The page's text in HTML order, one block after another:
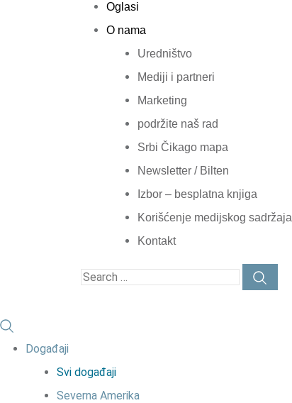
Oglasi
O nama
Uredništvo
Mediji i partneri
Marketing
podržite naš rad
Srbi Čikago mapa
Newsletter / Bilten
Izbor – besplatna knjiga
Korišćenje medijskog sadržaja
Kontakt
Događaji
Svi događaji
Severna Amerika